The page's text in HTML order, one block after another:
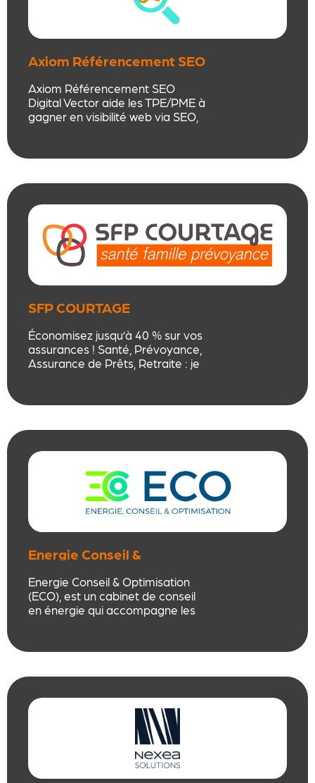
Axiom Référencement SEO
Axiom Référencement SEO
Digital Vector aide les TPE/PME à
gagner en visibilité web via SEO,
approche éthique, sur mesure et
SFP COURTAGE
Économisez jusqu’à 40 % sur vos
assurances ! Santé, Prévoyance,
Assurance de Prêts, Retraite : je
fastidieuses. Un interlocuteur
service client noté 5 étoiles.
Energie Conseil &
Energie Conseil & Optimisation
(ECO), est un cabinet de conseil
en énergie qui accompagne les
consommer.